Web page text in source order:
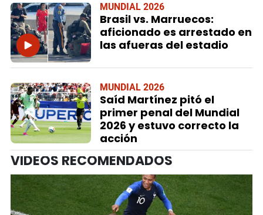
MUNDIAL 2026
Brasil vs. Marruecos:
aficionado es arrestado en
las afueras del estadio
MUNDIAL 2026
Saíd Martínez pitó el
primer penal del Mundial
2026 y estuvo correcto la
acción
VIDEOS RECOMENDADOS